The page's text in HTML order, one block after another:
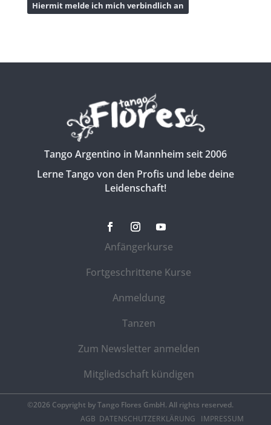
Tango Argentino in Mannheim seit 2006
Lerne Tango von den Profis und lebe deine
Leidenschaft!
Anfängerkurse
Fortgeschrittene Kurse
Anmeldung
Tanzen
Zum Newsletter anmelden
Mitgliedschaft kündigen
©2026 Copyright by Tango Flores GmbH. All rights reserved.
AGB DATENSCHUTZERKLÄRUNG IMPRESSUM